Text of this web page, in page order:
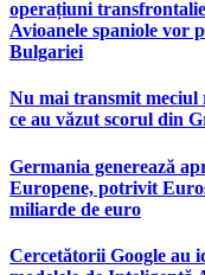
operațiuni
Avioanele spaniole vor
Bulgariei
Nu mai transmit
ce au văzut scorul din
Germania generează
Europene, potrivit
miliarde de euro
Cercetătorii Google au